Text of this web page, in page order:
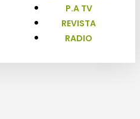
P.A TV
REVISTA
RADIO